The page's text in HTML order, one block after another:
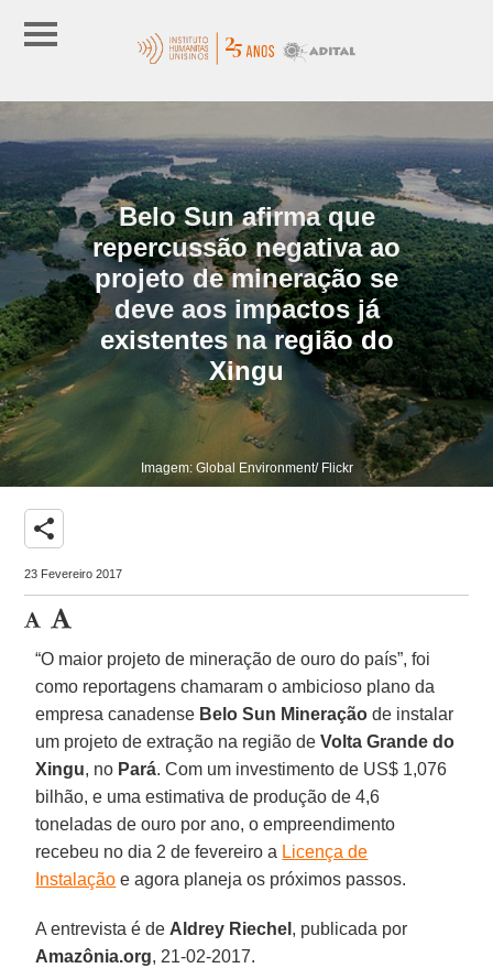
Belo Sun afirma que
repercussão negativa ao
projeto de mineração se
deve aos impactos já
existentes na região do
Xingu
Imagem: Global Environment/ Flickr
share
23 Fevereiro 2017
“O maior projeto de mineração de ouro do país”, foi
como reportagens chamaram o ambicioso plano da
empresa canadense Belo Sun Mineração de instalar
um projeto de extração na região deVolta Grande do
Xingu, no Pará. Com um investimento de US$ 1,076
bilhão, e uma estimativa de produção de 4,6
toneladas de ouro por ano, o empreendimento
recebeu no dia 2 de fevereiro a Licença de
Instalação e agora planeja os próximos passos.
A entrevista é de Aldrey Riechel , publicada por
Amazônia.org, 21-02-2017.